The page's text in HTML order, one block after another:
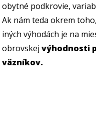
obytné podkrovie,
Ak nám teda okrem
iných výhodách je na
obrovskejvýhodnosti
väzníkov.